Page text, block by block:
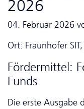
2026
04. Februar 2026
Ort: Fraunhofer
Fördermittel:
Funds
Die erste Ausgabe